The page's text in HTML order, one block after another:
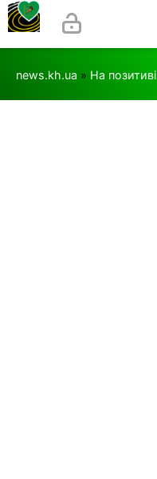
news.kh.ua » На позитиві